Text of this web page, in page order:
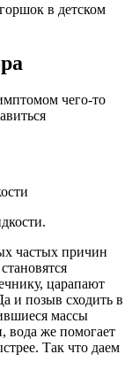
в детском
чего-то
частых причин
царапают
и позыв сходить в
массы
вода же помогает
Так что даем